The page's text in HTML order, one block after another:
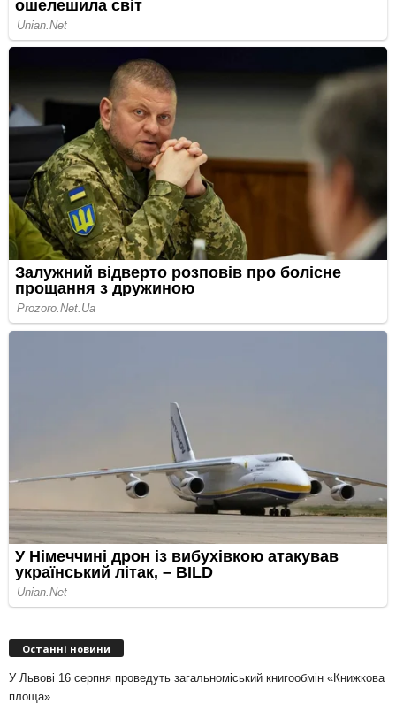
Останні новини
У Львові 16 серпня проведуть загальноміський книгообмін «Книжкова
площа»